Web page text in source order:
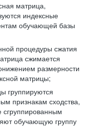
матрица,
индексные
обучающей базы
процедуры сжатия
сжимается
размерности
матрицы;
группируются
признакам сходства,
сгруппированным
обучающую группу